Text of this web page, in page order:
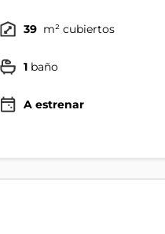
39 m² cubiertos
1 baño
A estrenar